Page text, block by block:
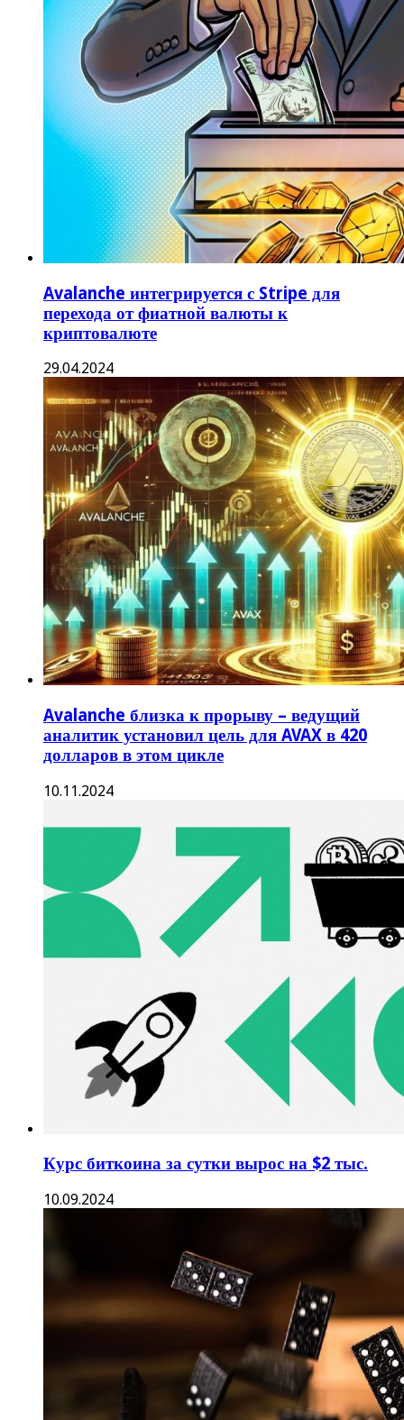
Avalanche интегрируется с Stripe для
перехода от фиатной валюты к
криптовалюте
29.04.2024
Avalanche близка к прорыву – ведущий
аналитик установил цель для AVAX в 420
долларов в этом цикле
10.11.2024
Курс биткоина за сутки вырос на $2 тыс.
10.09.2024